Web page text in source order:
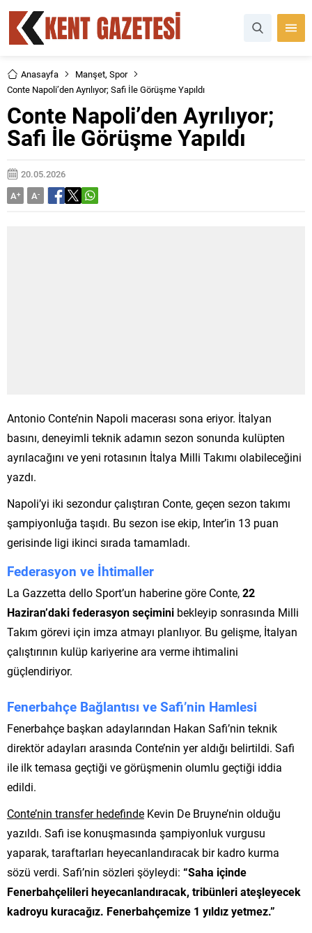
Anasayfa Manşet, Spor
Conte Napoli’den Ayrılıyor; Safi İle Görüşme Yapıldı
Conte Napoli’den Ayrılıyor;
Safi İle Görüşme Yapıldı
20.05.2026
A+ A-
Antonio Conte’nin Napoli macerası sona eriyor. İtalyan
basını, deneyimli teknik adamın sezon sonunda kulüpten
ayrılacağını ve yeni rotasının İtalya Milli Takımı olabileceğini
yazdı.
Napoli’yi iki sezondur çalıştıran Conte, geçen sezon takımı
şampiyonluğa taşıdı. Bu sezon ise ekip, Inter’in 13 puan
gerisinde ligi ikinci sırada tamamladı.
Federasyon ve İhtimaller
La Gazzetta dello Sport’un haberine göre Conte,22
Haziran’daki federasyon seçimini bekleyip sonrasında Milli
Takım görevi için imza atmayı planlıyor. Bu gelişme, İtalyan
çalıştırının kulüp kariyerine ara verme ihtimalini
güçlendiriyor.
Fenerbahçe Bağlantısı ve Safi’nin Hamlesi
Fenerbahçe başkan adaylarından Hakan Safi’nin teknik
direktör adayları arasında Conte’nin yer aldığı belirtildi. Safi
ile ilk temasa geçtiği ve görüşmenin olumlu geçtiği iddia
edildi.
Conte’nin transfer hedefinde Kevin De Bruyne’nin olduğu
yazıldı. Safi ise konuşmasında şampiyonluk vurgusu
yaparak, taraftarları heyecanlandıracak bir kadro kurma
sözü verdi. Safi’nin sözleri şöyleydi: “Saha içinde
Fenerbahçelileri heyecanlandıracak, tribünleri ateşleyecek
kadroyu kuracağız. Fenerbahçemize 1 yıldız yetmez.”